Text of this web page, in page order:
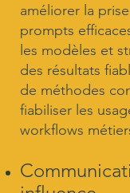
améliorer la
prompts
les modèles et
des résultats
de méthodes
fiabiliser les
workflows